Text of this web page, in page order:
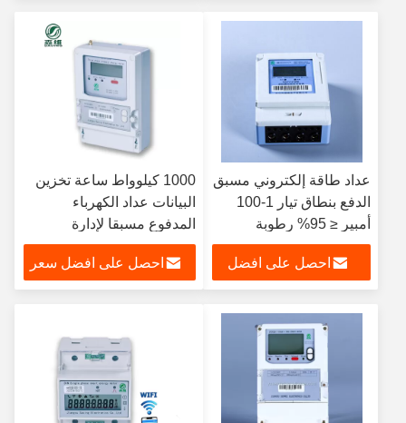
عداد طاقة إلكتروني مسبق
الدفع بنطاق تيار 1-100
أمبير ≤ 95% رطوبة
التخزين والتشغيل لإدارة
واستخدام الطاقة
احصل على افضل
1000 كيلوواط ساعة تخزين
البيانات عداد الكهرباء
المدفوع مسبقا لإدارة
استهلاك الطاقة
احصل على افضل سعر